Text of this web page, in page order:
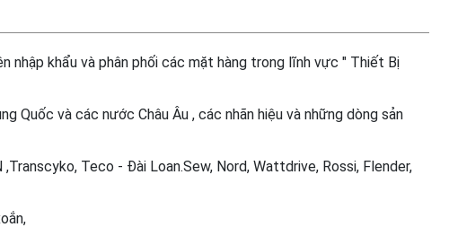
nhập khẩu và phân phối các mặt hàng trong lĩnh vực " Thiết Bị
Quốc và các nước Châu Âu , các nhãn hiệu và những dòng sản
Teco - Đài Loan.Sew, Nord, Wattdrive, Rossi, Flender,